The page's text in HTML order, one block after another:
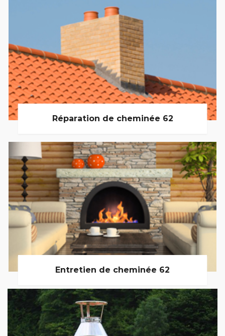
Réparation de cheminée 62
Entretien de cheminée 62